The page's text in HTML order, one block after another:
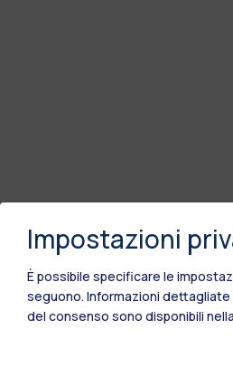
Impostazioni
È possibile specificare le
seguono. Informazioni
del consenso sono disponibili